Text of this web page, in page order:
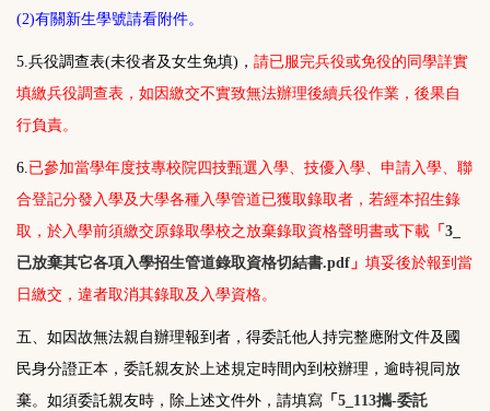
(2)有關新生學號請看附件。
5.兵役調查表(未役者及女生免填)， 請已服完兵役或免役的同學詳實
填繳兵役調查表，如因繳交不實致無法辦理後續兵役作業，後果自
行負責。
6.已參加當學年度技專校院四技甄選入學、技優入學、申請入學、聯
合登記分發入學及大學各種入學管道已獲取錄取者，若經本招生錄
取，於入學前須繳交原錄取學校之放棄錄取資格聲明書或下載 「 3_
已放棄其它各項入學招生管道錄取資格切結書.pdf 」 填妥後於報到當
日繳交 ，違者取消其錄取及入學資格。
五、如因故無法親自辦理報到者，得委託他人持完整應附文件及國
民身分證正本，委託親友於上述規定時間內到校辦理，逾時視同放
棄。 如須委託親友時，除上述文件外，請填寫 「 5_113攜-委託